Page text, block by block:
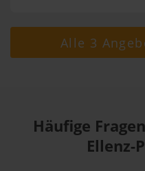
Alle 3
Häufige
Ellenz-